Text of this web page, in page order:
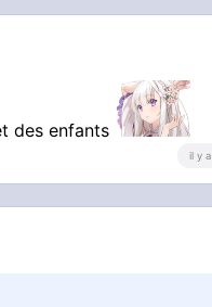
des enfants
il y